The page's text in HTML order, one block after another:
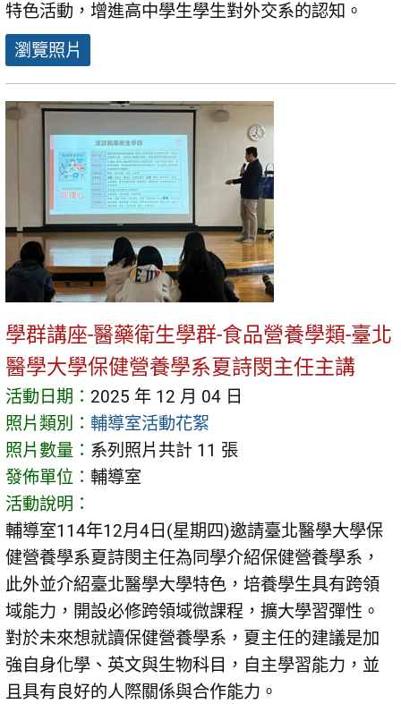
特色活動，增進高中學生學生對外交系的認知。
瀏覽照片
學群講座-醫藥衛生學群-食品營養學類-臺北
醫學大學保健營養學系夏詩閔主任主講
活動日期： 2025 年 12 月 04 日
照片類別： 輔導室活動花絮
照片數量： 系列照片共計 11 張
發佈單位： 輔導室
活動說明：
輔導室114年12月4日(星期四)邀請臺北醫學大學保
健營養學系夏詩閔主任為同學介紹保健營養學系，
此外並介紹臺北醫學大學特色，培養學生具有跨領
域能力，開設必修跨領域微課程，擴大學習彈性。
對於未來想就讀保健營養學系，夏主任的建議是加
強自身化學、英文與生物科目，自主學習能力，並
且具有良好的人際關係與合作能力。